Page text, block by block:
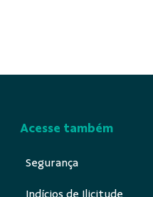
Acesse também
Segurança
Indícios de Ilicitude